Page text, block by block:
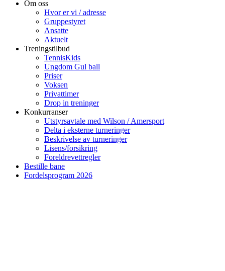
Om oss
Hvor er vi / adresse
Gruppestyret
Ansatte
Aktuelt
Treningstilbud
TennisKids
Ungdom Gul ball
Priser
Voksen
Privattimer
Drop in treninger
Konkurranser
Utstyrsavtale med Wilson / Amersport
Delta i eksterne turneringer
Beskrivelse av turneringer
Lisens/forsikring
Foreldrevettregler
Bestille bane
Fordelsprogram 2026